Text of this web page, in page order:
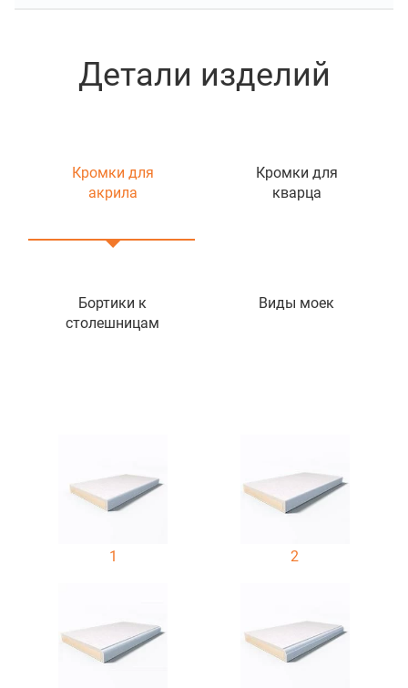
Детали изделий
Кромки для
акрила
Кромки для
кварца
Бортики к
столешницам
Виды моек
1 2